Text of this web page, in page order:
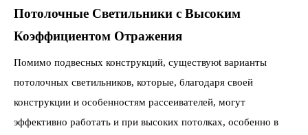
Потолочные Светильники с Высоким
Коэффициентом Отражения
Помимо подвесных конструкций, существуюt варианты
потолочных светильников, которые, благодаря своей
конструкции и особенностям рассеивателей, могут
эффективно работать и при высоких потолках, особенно в